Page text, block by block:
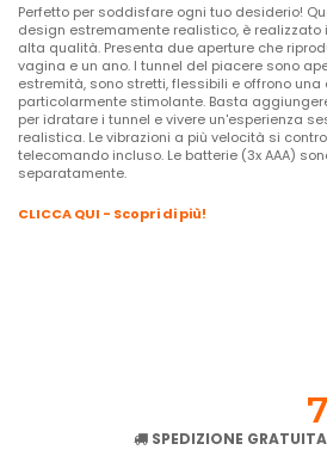
Perfetto per soddisfare ogni tuo desiderio!
design estremamente realistico, è
alta qualità. Presenta due aperture che
vagina e un ano. I tunnel del piacere sono
estremità, sono stretti, flessibili e offrono una
particolarmente stimolante. Basta
per idratare i tunnel e vivere un'esperienza
realistica. Le vibrazioni a più velocità si
telecomando incluso. Le batterie (3x AAA)
separatamente.
CLICCA QUI - Scopri di più!
SPEDIZIONE GRATUITA